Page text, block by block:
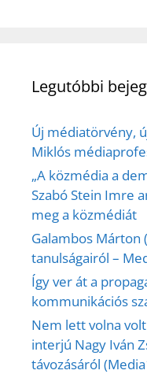
Legutóbbi
Új médiatörvény,
Miklós
„A közmédia a
Szabó Stein Imre
meg a közmédiát
Galambos Márton
tanulságairól –
Így ver át a
kommunikációs
Nem lett volna
interjú Nagy Iván
távozásáról